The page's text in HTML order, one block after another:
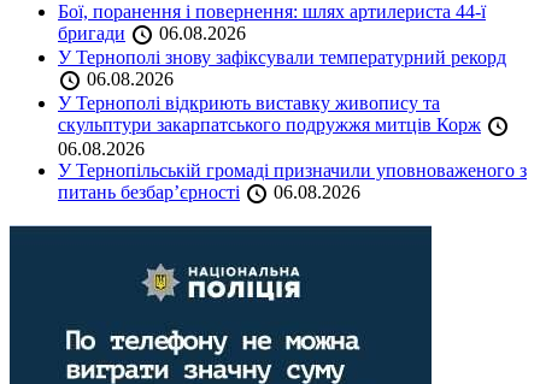
Бої, поранення і повернення: шлях артилериста 44-ї
бригади
06.08.2026
У Тернополі знову зафіксували температурний рекорд
06.08.2026
У Тернополі відкриють виставку живопису та
скульптури закарпатського подружжя митців Корж
06.08.2026
У Тернопільській громаді призначили уповноваженого з
питань безбар’єрності
06.08.2026